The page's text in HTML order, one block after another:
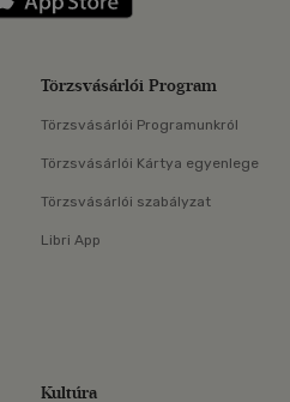
Törzsvásárlói Program
Törzsvásárlói Programunkról
Törzsvásárlói Kártya egyenlege
Törzsvásárlói szabályzat
Libri App
Kultúra